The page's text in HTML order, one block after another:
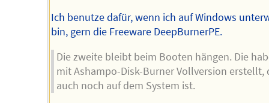
Ich benutze dafür, wenn ich auf Windows
bin, gern die Freeware DeepBurnerPE.
Die zweite bleibt beim Booten hängen. Die
mit Ashampo-Disk-Burner Vollversion erstellt,
auch noch auf dem System ist.